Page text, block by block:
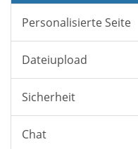
Personalisierte Seite
Dateiupload
Sicherheit
Chat